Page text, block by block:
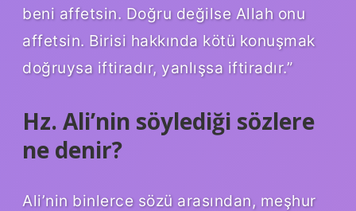
beni affetsin. Doğru değilse Allah onu
affetsin. Birisi hakkında kötü konuşmak
doğruysa iftiradır, yanlışsa iftiradır.”
Hz. Ali’nin söylediği sözlere
ne denir?
Ali’nin binlerce sözü arasından, meşhur